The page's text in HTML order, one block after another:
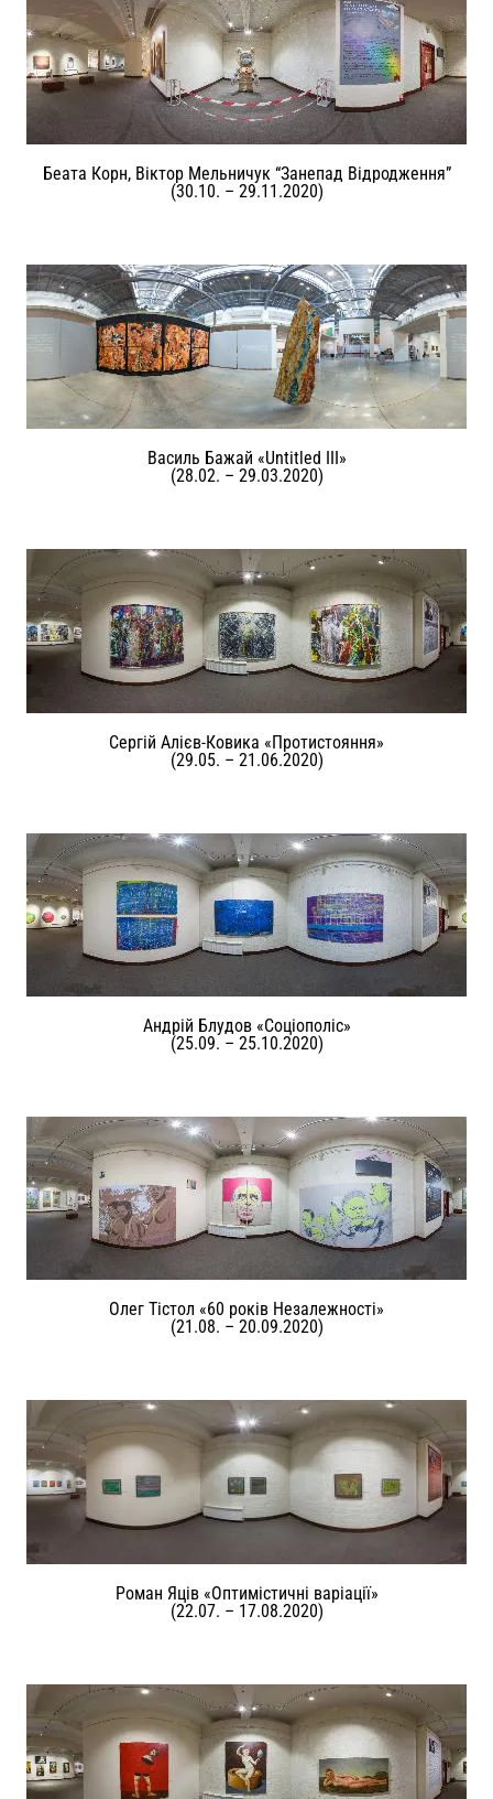
Беата Корн, Віктор Мельничук “Занепад Відродження”
(30.10. – 29.11.2020)
Василь Бажай «Untitled III»
(28.02. – 29.03.2020)
Сергій Алієв-Ковика «Протистояння»
(29.05. – 21.06.2020)
Андрій Блудов «Соціополіс»
(25.09. – 25.10.2020)
Олег Тістол «60 років Незалежності»
(21.08. – 20.09.2020)
Роман Яців «Оптимістичні варіації»
(22.07. – 17.08.2020)